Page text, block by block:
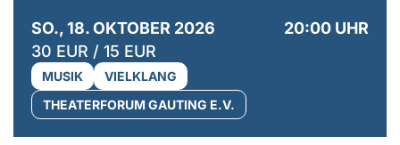
SO., 18. OKTOBER 2026
20:00 UHR
30 EUR / 15 EUR
MUSIK
VIELKLANG
THEATERFORUM GAUTING E.V.